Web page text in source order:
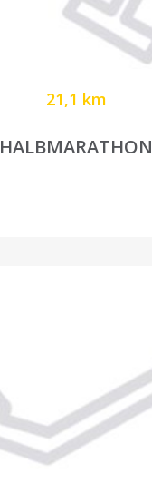
21,1 km
HALBMARATHON